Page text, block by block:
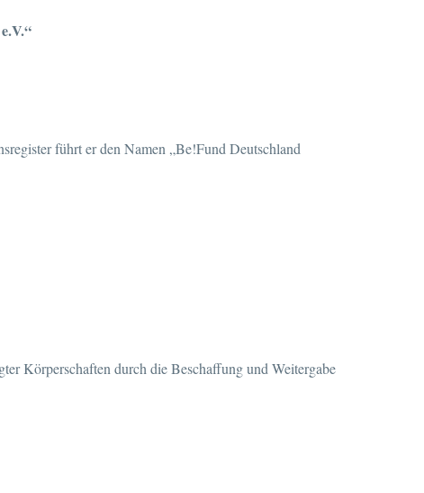
führt er den Namen „Be!Fund Deutschland
Körperschaften durch die Beschaffung und Weitergabe